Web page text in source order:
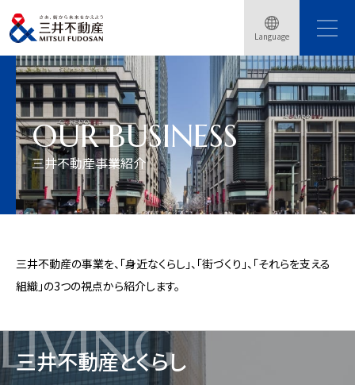
Language
トップページ 三井不動産事業紹介
OUR BUSINESS
三井不動産事業紹介
三井不動産の事業を、「身近なくらし」、「街づくり」、「それらを支える
組織」の3つの視点から紹介します。
三井不動産とくらし